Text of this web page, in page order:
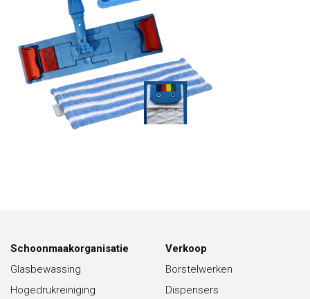
Schoonmaakorganisatie
Glasbewassing
Hogedrukreiniging
Verkoop
Borstelwerken
Dispensers